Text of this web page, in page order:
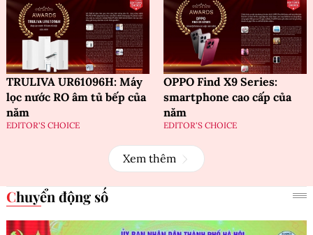
TRULIVA UR61096H: Máy
lọc nước RO âm tủ bếp của
năm
EDITOR'S CHOICE
OPPO Find X9 Series:
smartphone cao cấp của
năm
EDITOR'S CHOICE
Xem thêm
Chuyển động số